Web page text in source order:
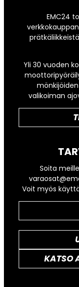
EMC24
Yli 30 vuoden
valikoiman
Soita
Voit myös
KATSO